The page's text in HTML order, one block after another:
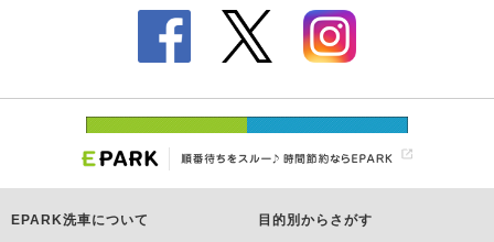
EPARK洗車について 目的別からさがす